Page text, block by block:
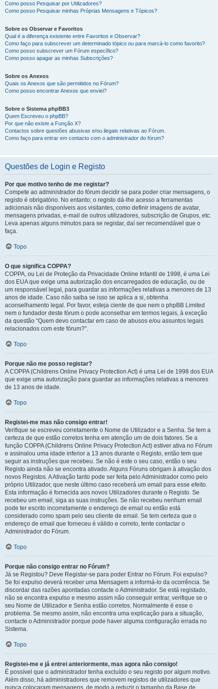
Como posso Pesquisar por Utilizadores?
Como posso Pesquisar minhas Próprias Mensagens e Tópicos?
Sobre os Observar e Favoritos
Qual é a diferença existente entre Favoritos e Observar?
Como faço para subscrever um determinado tópico ou para marcá-lo como favorito?
Como posso subscrever um Fórum específico?
Como posso apagar as minhas Subscrições?
Sobre os Anexos
Quais os Anexos que são permitidos no Fórum?
Como posso encontrar Anexos que enviei?
Sobre o Sistema phpBB3
Quem Escreveu o phpBB?
Por que não existe a Função X?
Contactos sobre questões abusivas e/ou ilegais relativas ao Fórum.
Como faço para entrar em contacto com o administrador do fórum?
Questões de Login e Registo
Por que motivo tenho de me registar?
Compete ao administrador do fórum decidir se para poder criar mensagens, o
registo é obrigatório. No entanto; o registo dá-lhe acesso a ferramentas
adicionais não disponíveis aos visitantes, como definir imagens de avatar,
mensagens privadas, e-mail de outros utilizadores, subscrição de Grupos, etc.
Leva apenas alguns minutos para se registar, daí ser recomendável que o
faça.
Topo
O que significa COPPA?
COPPA, ou Lei de Proteção da Privacidade Online Infantil de 1998, é uma Lei
dos EUA que exige uma autorização dos encarregados de educação, ou de
um responsável legal, para guardar as informações relativas a menores de 13
anos de idade. Caso não saiba se isso se aplica a si, obtenha
aconselhamento legal. Por favor, esteja ciente de que nem o phpBB Limited
nem o fundador deste fórum o pode aconselhar em termos legais, à exceção
da questão “Quem devo contactar em caso de abusos e/ou assuntos legais
relacionados com este fórum?”.
Topo
Porque não me posso registar?
A COPPA (Childrens Online Privacy Protection Act) é uma Lei de 1998 dos EUA
que exige uma autorização para guardar as informações relativas a menores
de 13 anos de idade.
Topo
Registei-me mas não consigo entrar!
Verifique se escreveu corretamente o Nome de Utilizador e a Senha. Se tem a
certeza de que estão corretos tenha em atenção um de dois fatores. Se a
função COPPA (Childrens Online Privacy Protection Act) estiver ativa no Fórum
e assinalou uma idade inferior a 13 anos durante o Registo, então tem que
seguir as instruções que recebeu. Se não é este o seu caso, então o seu
Registo ainda não se encontra ativado. Alguns Fóruns obrigam à ativação dos
novos Registos. A Ativação tanto pode ser feita pelo Administrador como pelo
próprio Utilizador, que neste último caso receberá um email para esse efeito.
Esta informação é fornecida aos novos Utilizadores durante o Registo. Se
recebeu um email, siga as suas instruções. Se não recebeu nenhum email
pode ter escrito incorretamente o endereço de email ou então está
considerado como spam pelo seu cliente de email. Se tem certeza que o
endereço de email que forneceu é válido e correto, tente contactar o
Administrador do Fórum.
Topo
Porque não consigo entrar no Fórum?
Já se Registou? Deve Registar-se para poder Entrar no Fórum. Foi expulso?
Se foi expulso deverá receber uma Mensagem a informá-lo da ocorrência. Se
discordar das razões apontadas contacte o Administrador. Se está registado,
não se encontra expulso e mesmo assim não conseguir entrar, verifique se o
seu Nome de Utilizador e Senha estão corretos. Normalmente é esse o
problema. Se mesmo assim, não encontra uma explicação para a situação,
contacte o Administrador porque pode haver alguma configuração errada no
Sistema.
Topo
Registei-me e já entrei anteriormente, mas agora não consigo!
É possível que o administrador tenha excluído o seu registo por algum motivo.
Além disso, há administradores que removem registos de utilizadores que
nunca colocaram mensagens, de modo a reduzir o tamanho da Base de